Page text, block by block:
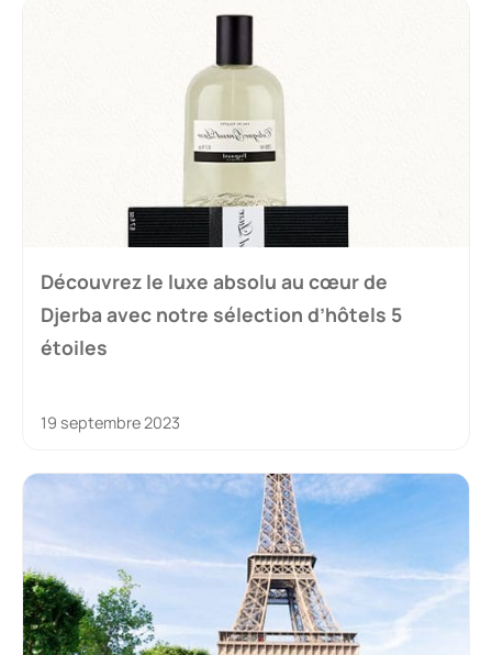
Découvrez le luxe absolu au cœur de
Djerba avec notre sélection d’hôtels 5
étoiles
19 septembre 2023